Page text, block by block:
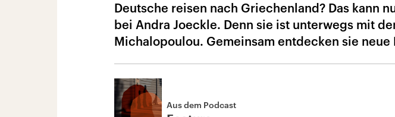
Deutsche reisen nach Griechenland? Das kann
bei Andra Joeckle. Denn sie ist unterwegs mit
Michalopoulou. Gemeinsam entdecken sie neue
Aus dem Podcast